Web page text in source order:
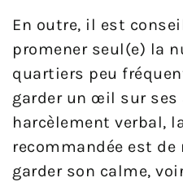
En outre, il est
promener seul(e) la
quartiers peu
garder un œil sur ses
harcèlement verbal,
recommandée est de
garder son calme,